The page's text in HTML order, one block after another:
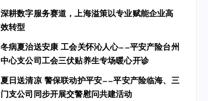
深耕数字服务赛道，上海溢策以专业赋能企业高
效转型
冬病夏治送安康 工会关怀沁人心——平安产险台州
中心支公司工会三伏贴养生专场暖心开诊
夏日送清凉 警保联动护平安——平安产险临海、三
门支公司同步开展交警慰问共建活动